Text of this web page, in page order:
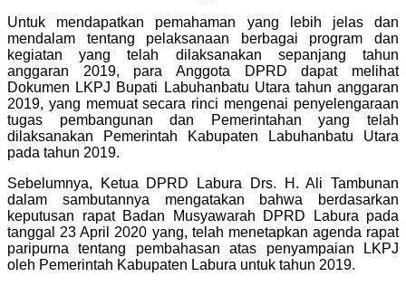
Untuk mendapatkan pemahaman yang lebih jelas dan
mendalam tentang pelaksanaan berbagai program dan
kegiatan yang telah dilaksanakan sepanjang tahun
anggaran 2019, para Anggota DPRD dapat melihat
Dokumen LKPJ Bupati Labuhanbatu Utara tahun anggaran
2019, yang memuat secara rinci mengenai penyelengaraan
tugas pembangunan dan Pemerintahan yang telah
dilaksanakan Pemerintah Kabupaten Labuhanbatu Utara
pada tahun 2019.
Sebelumnya, Ketua DPRD Labura Drs. H. Ali Tambunan
dalam sambutannya mengatakan bahwa berdasarkan
keputusan rapat Badan Musyawarah DPRD Labura pada
tanggal 23 April 2020 yang, telah menetapkan agenda rapat
paripurna tentang pembahasan atas penyampaian LKPJ
oleh Pemerintah Kabupaten Labura untuk tahun 2019.